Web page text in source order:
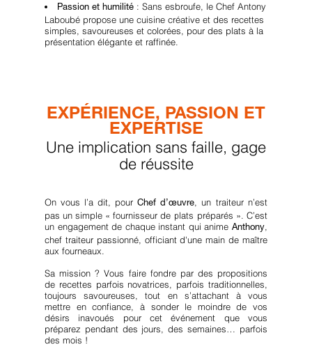
Passion et humilité : Sans esbroufe, le Chef Antony
Laboubé propose une cuisine créative et des recettes
simples, savoureuses et colorées, pour des plats à la
présentation élégante et raffinée.
EXPÉRIENCE, PASSION ET
EXPERTISE
Une implication sans faille, gage
de réussite
On vous l’a dit, pour Chef d’œuvre, un traiteur n’est
pas un simple « fournisseur de plats préparés ». C’est
un engagement de chaque instant qui anime Anthony,
chef traiteur passionné, officiant d'une main de maître
aux fourneaux.
Sa mission ? Vous faire fondre par des propositions
de recettes parfois novatrices, parfois traditionnelles,
toujours savoureuses, tout en s’attachant à vous
mettre en confiance, à sonder le moindre de vos
désirs inavoués pour cet événement que vous
préparez pendant des jours, des semaines… parfois
des mois !